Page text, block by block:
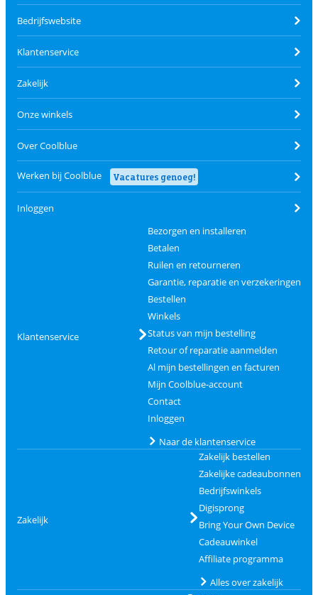
Bedrijfswebsite
Klantenservice
Zakelijk
Onze winkels
Over Coolblue
Werken bij Coolblue Vacatures genoeg!
Inloggen
Klantenservice
Bezorgen en installeren
Betalen
Ruilen en retourneren
Garantie, reparatie en verzekeringen
Bestellen
Winkels
Status van mijn bestelling
Retour of reparatie aanmelden
Al mijn bestellingen en facturen
Mijn Coolblue-account
Contact
Inloggen
Naar de klantenservice
Zakelijk
Zakelijk bestellen
Zakelijke cadeaubonnen
Bedrijfswinkels
Digisprong
Bring Your Own Device
Cadeauwinkel
Affiliate programma
Alles over zakelijk